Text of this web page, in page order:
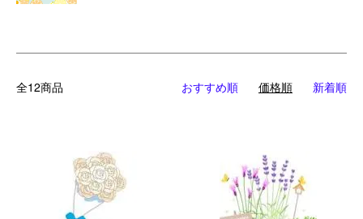
全12商品 おすすめ順 価格順 新着順